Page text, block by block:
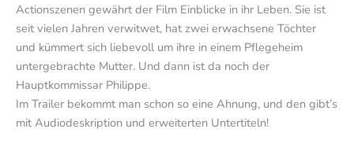
Actionszenen gewährt der Film Einblicke in ihr Leben. Sie ist
seit vielen Jahren verwitwet, hat zwei erwachsene Töchter
und kümmert sich liebevoll um ihre in einem Pflegeheim
untergebrachte Mutter. Und dann ist da noch der
Hauptkommissar Philippe.
Im Trailer bekommt man schon so eine Ahnung, und den gibt’s
mit Audiodeskription und erweiterten Untertiteln!